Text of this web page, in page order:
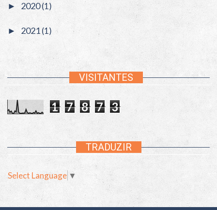
► 2020(1)
► 2021(1)
VISITANTES
1 7 8 7 3
TRADUZIR
Select Language ▼